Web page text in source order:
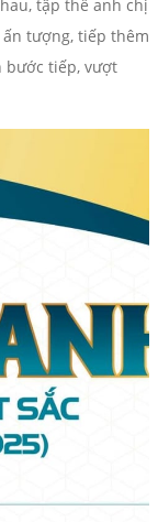
tập thể anh chị
tượng, tiếp thêm
bước tiếp, vượt